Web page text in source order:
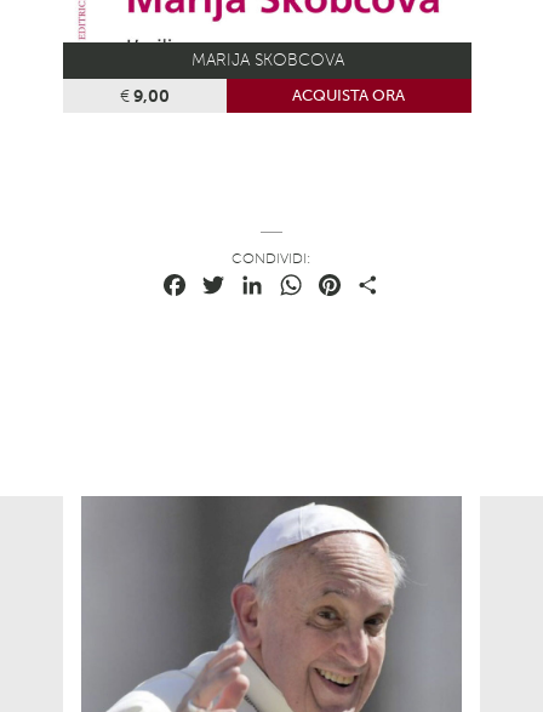
MARIJA SKOBCOVA
€9,00 ACQUISTA ORA
CONDIVIDI:
FacebookTwitterLinkedInWhatsAppPinterest